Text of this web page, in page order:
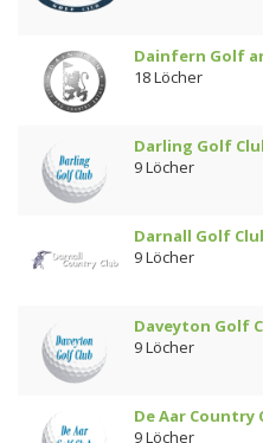
Dainfern Golf
18 Löcher
Darling Golf
9 Löcher
Darnall Golf
9 Löcher
Daveyton Golf
9 Löcher
De Aar Country
9 Löcher